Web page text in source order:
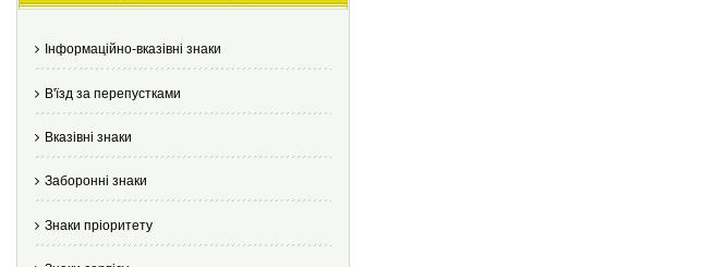
Інформаційно-вказівні знаки
В'їзд за перепустками
Вказівні знаки
Заборонні знаки
Знаки пріоритету